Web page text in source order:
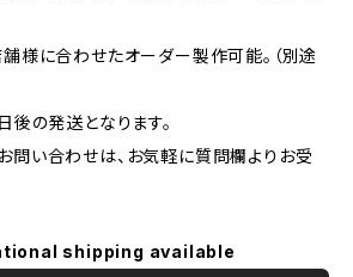
様に合わせたオーダー製作可能。（別途
の発送となります。
い合わせは、お気軽に質問欄よりお受
shipping available